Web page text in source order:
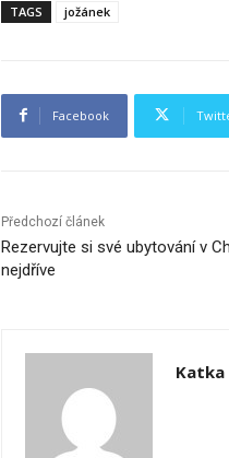
TAGS jožánek
Facebook
Předchozí článek
Rezervujte si své ubytování v
nejdříve
Katka